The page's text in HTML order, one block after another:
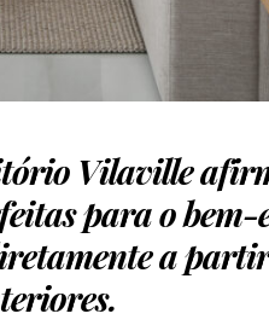
Vilaville
para o bem-
a